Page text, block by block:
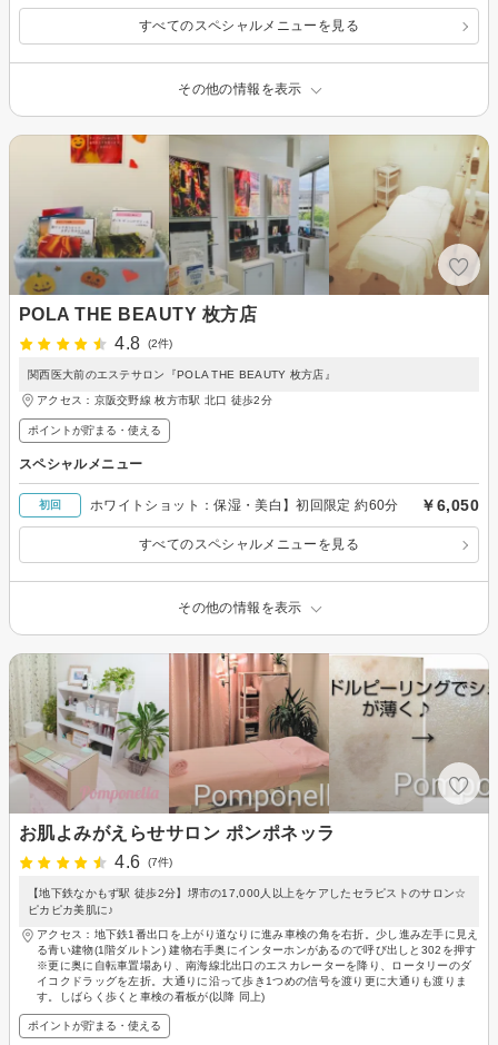
すべてのスペシャルメニューを見る
その他の情報を表示
POLA THE BEAUTY 枚方店
4.8
(2件)
関西医大前のエステサロン『POLA THE BEAUTY 枚方店』
アクセス：京阪交野線 枚方市駅 北口 徒歩2分
ポイントが貯まる・使える
スペシャルメニュー
初回 ホワイトショット：保湿・美白】初回限定 約60分 ￥6,050
すべてのスペシャルメニューを見る
その他の情報を表示
お肌よみがえらせサロン ポンポネッラ
4.6
(7件)
【地下鉄なかもず駅 徒歩2分】堺市の17,000人以上をケアしたセラピストのサロン☆
ピカピカ美肌に♪
アクセス：地下鉄1番出口を上がり道なりに進み車検の角を右折。少し進み左手に見え
る青い建物(1階ダルトン) 建物右手奥にインターホンがあるので呼び出しと302を押す
※更に奥に自転車置場あり、南海線北出口のエスカレーターを降り、ロータリーのダ
イコクドラッグを左折。大通りに沿って歩き1つめの信号を渡り更に大通りも渡りま
す。しばらく歩くと車検の看板が(以降 同上)
ポイントが貯まる・使える